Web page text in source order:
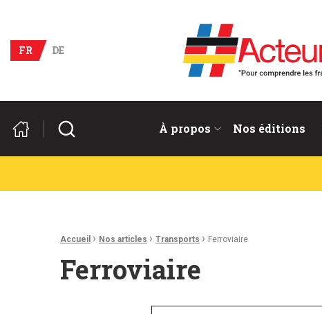
Acteurs du franco-allemand
FR
DE
À propos Nos éditions
Rechercher
Fil d'Ariane :
Accueil › Nos articles › Transports › Ferroviaire
Ferroviaire